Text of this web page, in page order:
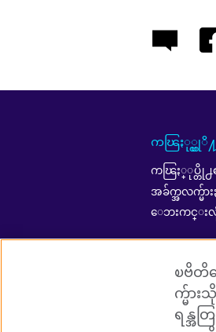
ကၽြႏု္ပ္တုိ
ကၽြႏ္ုပ္တို
အခ်က္အလက္မ်
ေဘးကင္းလုံ
ၿဗိတိ
က္မ်ာ
ရန္အတ